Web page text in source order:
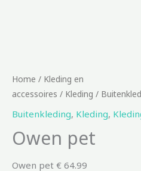
Home / Kleding en
accessoires / Kleding /
Buitenkleding, Kleding,
Owen pet
Owen pet € 64.99